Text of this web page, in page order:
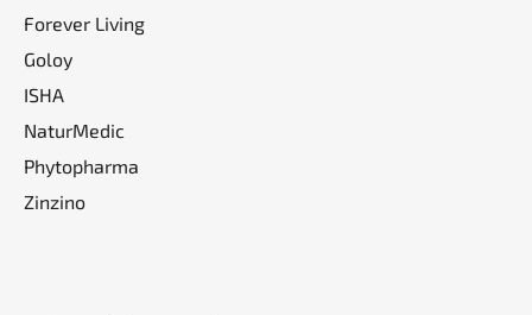
Forever Living
Goloy
ISHA
NaturMedic
Phytopharma
Zinzino